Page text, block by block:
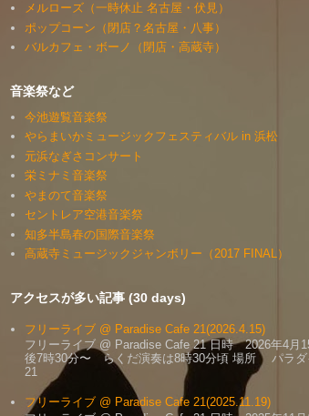
メルローズ（一時休止 名古屋・伏見）
ポップコーン（閉店？名古屋・八事）
バルカフェ・ボーノ（閉店・高蔵寺）
音楽祭など
今池遊覧音楽祭
やらまいかミュージックフェスティバル in 浜松
元浜なぎさコンサート
栄ミナミ音楽祭
やまのて音楽祭
セントレア空港音楽祭
知多半島春の国際音楽祭
高蔵寺ミュージックジャンボリー（2017 FINAL）
アクセスが多い記事 (30 days)
フリーライブ @ Paradise Cafe 21(2026.4.15)
フリーライブ @ Paradise Cafe 21 日時 2026年4月
後7時30分〜 らくだ演奏は8時30分頃 場所 パラダ
21
フリーライブ @ Paradise Cafe 21(2025.11.19)